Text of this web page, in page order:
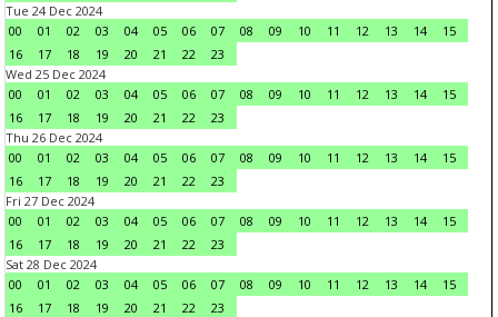
Tue 24 Dec 2024
00
01 02 03 04 05 06 07 08 09 10 11 12 13 14
15
16
17 18 19 20 21 22
23
Wed 25 Dec 2024
00
01 02 03 04 05 06 07 08 09 10 11 12 13 14
15
16
17 18 19 20 21 22
23
Thu 26 Dec 2024
00
01 02 03 04 05 06 07 08 09 10 11 12 13 14
15
16
17 18 19 20 21 22
23
Fri 27 Dec 2024
00
01 02 03 04 05 06 07 08 09 10 11 12 13 14
15
16
17 18 19 20 21 22
23
Sat 28 Dec 2024
00
01 02 03 04 05 06 07 08 09 10 11 12 13 14
15
16
17 18 19 20 21 22
23